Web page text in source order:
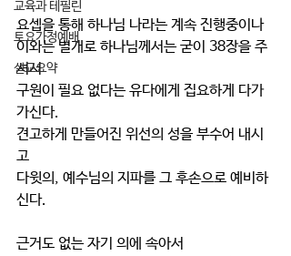
교육과 테필린
토요가정예배
설교요약
요셉을 통해 하나님 나라는 계속 진행중이나
이와는 별개로 하나님께서는 굳이 38장을 주
셔서
구원이 필요 없다는 유다에게 집요하게 다가
가신다.
견고하게 만들어진 위선의 성을 부수어 내시
고
다윗의, 예수님의 지파를 그 후손으로 예비하
신다.
근거도 없는 자기 의에 속아서